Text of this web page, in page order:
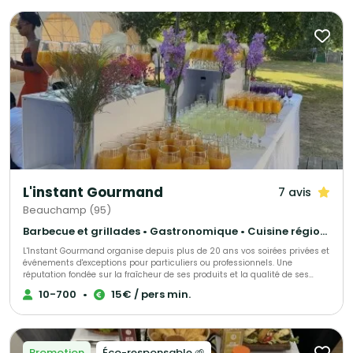
L'instant Gourmand 7 avis
Beauchamp (95)
Barbecue et grillades • Gastronomique • Cuisine régionale
L'Instant Gourmand organise depuis plus de 20 ans vos soirées privées et
événements d'exceptions pour particuliers ou professionnels. Une
réputation fondée sur la fraîcheur de ses produits et la qualité de ses
prestations.
10-700 • 15€ / pers min.